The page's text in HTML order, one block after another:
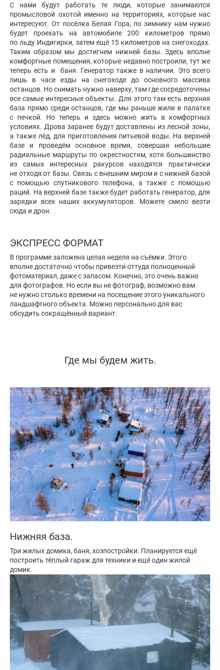
С нами будут работать те люди, которые занимаются
промысловой охотой именно на территориях, которые нас
интересуют. От посёлка Белая Гора, по зимнику нам нужно
будет проехать на автомобиле 200 километров прямо
по льду Индигирки, затем ещё 15 километров на снегоходах.
Таким образом мы достигнем нижней базы. Здесь вполне
комфортные помещения, которые недавно построили, тут же
теперь есть и баня. Генератор также в наличии. Это всего
лишь в часе езды на снегоходе до основного массива
останцов. Но снимать нужно наверху, там где сосредоточены
все самые интересные объекты. Для этого там есть верхняя
база прямо среди останцов, где мы раньше жили в палатке
с печкой. Но теперь и здесь можно жить в комфортных
условиях. Дрова заранее будут доставлены из лесной зоны,
а также лёд, для приготовления питьевой воды. На верхней
базе и проведём основное время, совершая небольшие
радиальные маршруты по окрестностям, хотя большинство
из самых интересных ракурсов находятся практически
не отходя от базы. Связь с внешним миром и с нижней базой
с помощью спутникового телефона, а также с помощью
раций. На верхней базе также будет работать генератор, для
зарядки всех наших аккумуляторов. Можете смело везти
сюда и дрон.
ЭКСПРЕСС ФОРМАТ
В программе заложена целая неделя на съёмки. Этого
вполне достаточно чтобы привезти оттуда полноценный
фотоматериал, даже с запасом. Конечно, это очень важно
для фотографов. Но если вы не фотограф, возможно вам
не нужно столько времени на посещение этого уникального
ландшафтного объекта. Можно персонально для вас
обсудить сокращённый вариант.
Где мы будем жить.
Нижняя база.
Три жилых домика, баня, хозпостройки. Планируется ещё
построить тёплый гараж для техники и ещё один жилой
домик.